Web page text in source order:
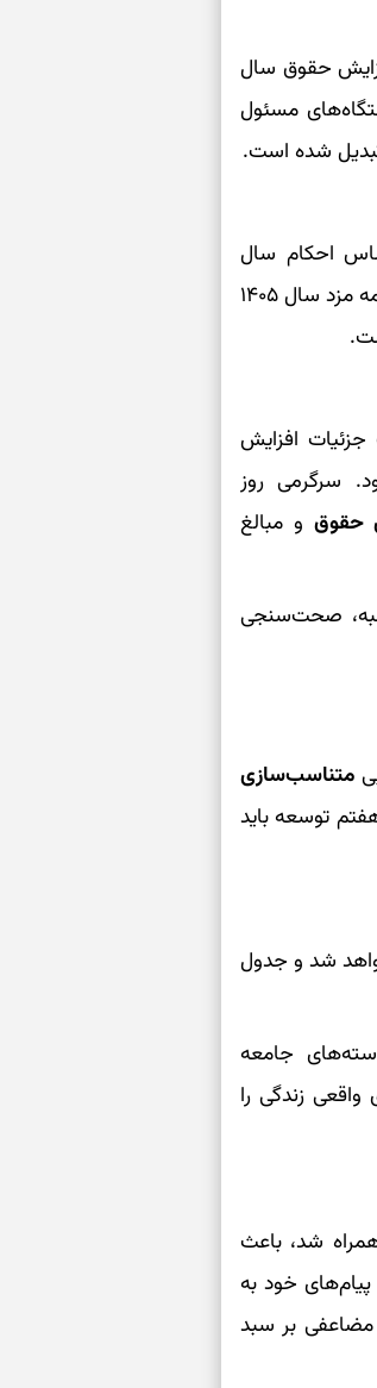
حقوق سال
مسئول
شده است.
کرده است که مستمری فروردین‌ماه ۱۴۰۵ بر اساس احکام سال
گذشته و به‌صورت علی‌الحساب پرداخت می‌شود. به دلیل عدم ابلاغ به‌موقع بخشنامه مزد سال ۱۴۰۵
تصویب جزئیات افزایش
حکم سال ۱۴۰۴ انجام می‌شود. سرگرمی روز
حقوق و مبالغ
صحت‌سنجی
متناسب‌سازی
بند (ر) ماده ۲۸ قانون برنامه هفتم توسعه باید
شد و جدول
مهم‌ترین خواسته‌های جامعه
زندگی را
شد، باعث
خود به
مضاعفی بر سبد